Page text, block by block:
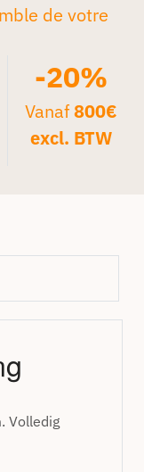
de votre
-20%
Vanaf800€
excl. BTW
Volledig